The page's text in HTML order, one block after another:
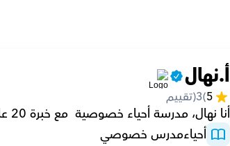
أ.نهال
5
(
3(تقييم
أنا نهال، مدرسة أحياء خصوصية  مع خبرة 20 عامًا، ألهم الطلاب من خلال دروس شيقة.
أحياءمدرس خصوصي